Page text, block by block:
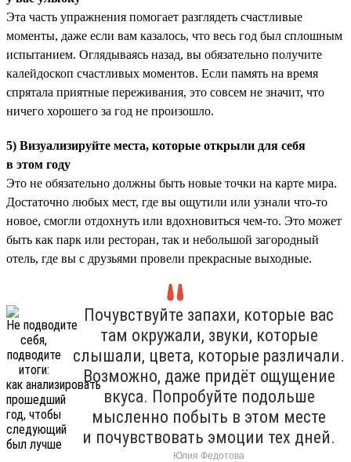
Эта часть упражнения помогает разглядеть счастливые
моменты, даже если вам казалось, что весь год был сплошным
испытанием. Оглядываясь назад, вы обязательно получите
калейдоскоп счастливых моментов. Если память на время
спрятала приятные переживания, это совсем не значит, что
ничего хорошего за год не произошло.
5) Визуализируйте места, которые открыли для себя
в этом году
Это не обязательно должны быть новые точки на карте мира.
Достаточно любых мест, где вы ощутили или узнали что-то
новое, смогли отдохнуть или вдохновиться чем-то. Это может
быть как парк или ресторан, так и небольшой загородный
отель, где вы с друзьями провели прекрасные выходные.
Почувствуйте запахи, которые вас
там окружали, звуки, которые
слышали, цвета, которые различали.
Возможно, даже придёт ощущение
вкуса. Попробуйте подольше
мысленно побыть в этом месте
и почувствовать эмоции тех дней.
Юлия Федотова